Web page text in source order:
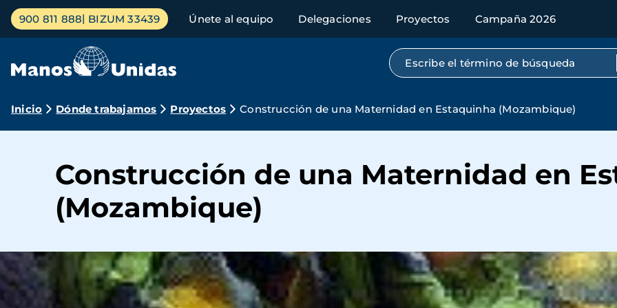
Pasar
contenido
Menú
principal
900 811 888 BIZUM 33439 Únete al equipo Delegaciones Proyectos Campaña 2026
Búsqueda por texto completo
Ruta
navegación
Inicio Dónde trabajamos Proyectos Construcción de una Maternidad en Estaquinha (Mozambique)
Construcción de una Maternidad en
(Mozambique)